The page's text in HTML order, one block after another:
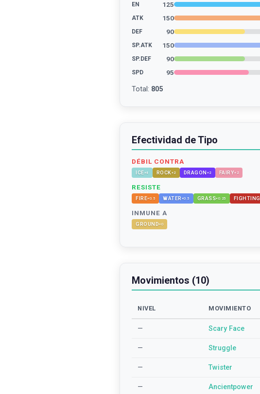
EN 125
ATK 150
DEF 90
SP.ATK 150
SP.DEF 90
SPD 95
Total : 805
Efectividad de Tipo
DÉBIL CONTRA
ICE×4 ROCK×2 DRAGON ×2 FAIRY× 2
RESISTE
FIRE×0.5 WATER ×0.5 GRASS×0.25 FIGHTING
INMUNE A
GROUND×0
Movimientos (10)
NIVEL MOVIMIENTO
— Scary Face
— Struggle
— Twister
— Ancientpower